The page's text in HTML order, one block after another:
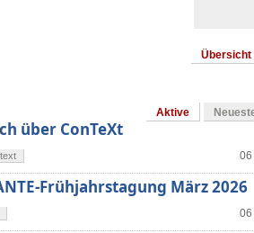
Übersicht
Aktive
über ConTeXt
06
Frühjahrstagung März 2026
06